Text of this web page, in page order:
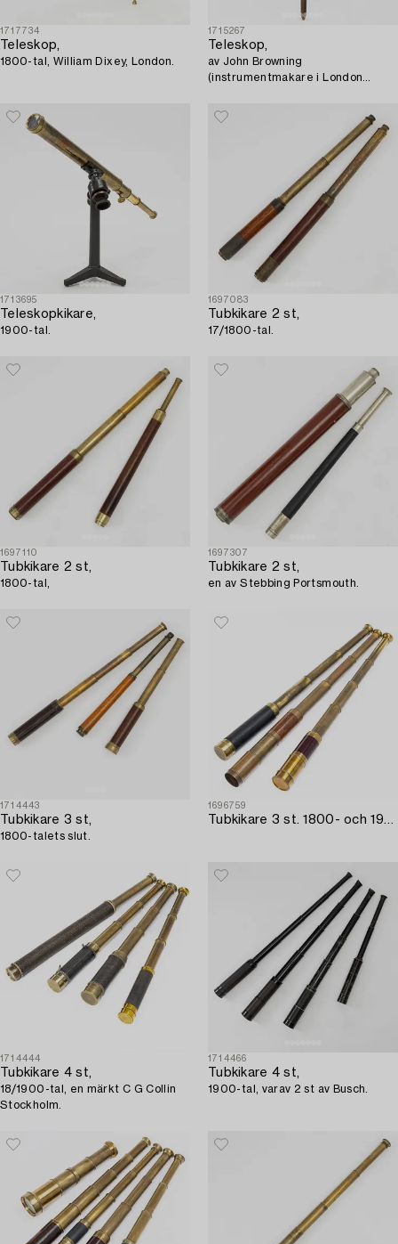
1717734
Teleskop,
1800-tal, William Dixey, London.
1715267
Teleskop,
av John Browning
(instrumentmakare i London
1713695
Teleskopkikare,
1900-tal.
1697083
Tubkikare 2 st,
17/1800-tal.
1697110
Tubkikare 2 st,
1800-tal,
1697307
Tubkikare 2 st,
en av Stebbing Portsmouth.
1714443
Tubkikare 3 st,
1800-talets slut.
1696759
Tubkikare 3 st. 1800- och 1900-tal.
1714444
Tubkikare 4 st,
18/1900-tal, en märkt C G Collin
Stockholm.
1714466
Tubkikare 4 st,
1900-tal, varav 2 st av Busch.